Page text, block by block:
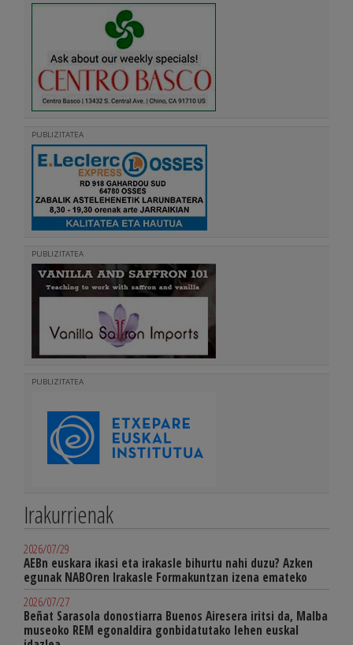
PUBLIZITATEA
PUBLIZITATEA
PUBLIZITATEA
Irakurrienak
2026/07/29
AEBn euskara ikasi eta irakasle bihurtu nahi duzu? Azken
egunak NABOren Irakasle Formakuntzan izena emateko
2026/07/27
Beñat Sarasola donostiarra Buenos Airesera iritsi da, Malba
museoko REM egonaldira gonbidatutako lehen euskal